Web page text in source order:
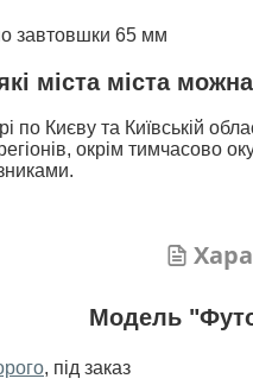
завтовшки 65 мм
міста міста
Києву та Київській
окрім тимчасово
Модель
, під заказ